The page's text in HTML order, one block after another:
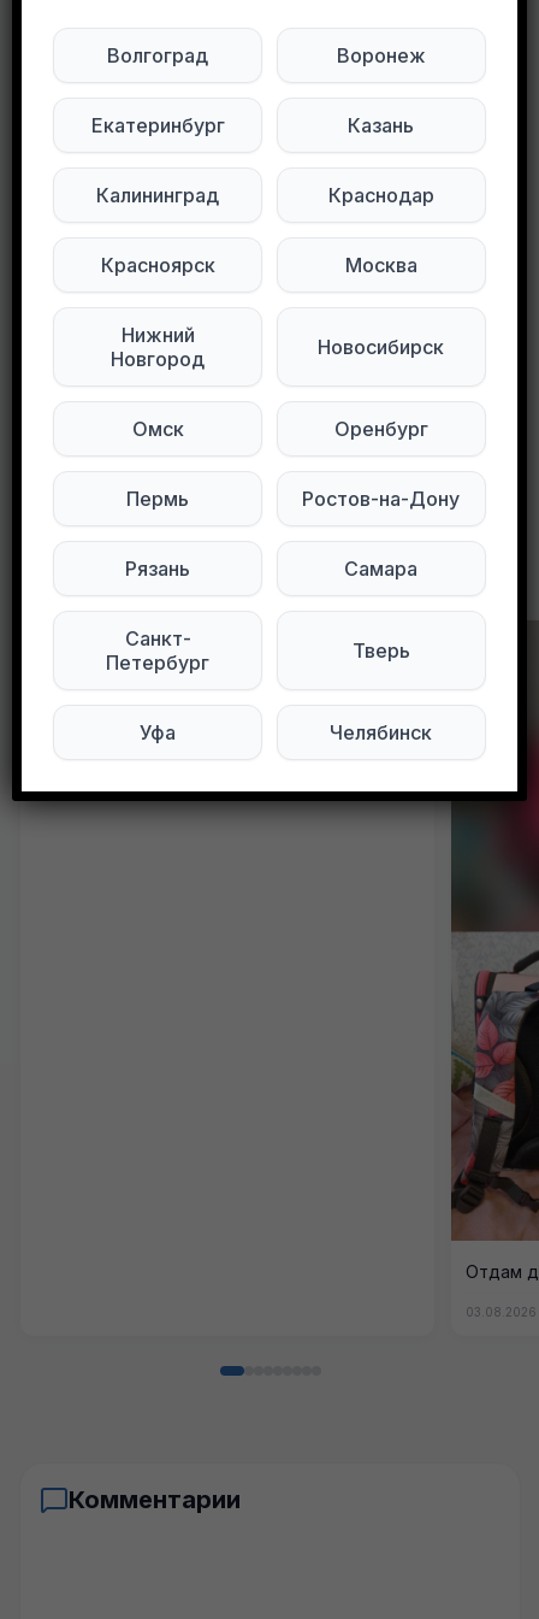
Развернуть полностью
Пресс для чеснока( новый) отдам даром.
Писать в лс
Подписывайтесь на нас в социальных
сетях:
Мы в Max
0 0 113 просмотров
Другие объявления в этом городе
Отдам
03.08.2026
Комментарии
Волгоград Воронеж
Екатеринбург Казань
Калининград Краснодар
Красноярск Москва
Нижний
Новгород
Новосибирск
Омск Оренбург
Пермь Ростов-на-Дону
Рязань Самара
Санкт-
Петербург
Тверь
Уфа Челябинск